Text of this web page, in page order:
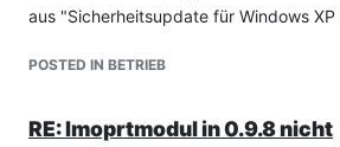
zusätzlich funktioniert in der 0.9.8
Version das Update von Nagios nicht
php controller.php -v -m nagios
aus "Sicherheitsupdate für Windows XP
der CMDB nur noch "Sicherheitsupdate
Entsprechend dieser Problematik werde
ich erst einmal wieder auf v0.9.7-1
POSTED IN BETRIEB
RE: Imoprtmodul in 0.9.8 nicht